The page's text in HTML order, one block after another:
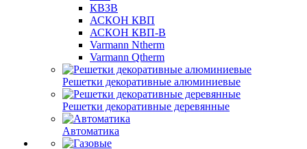
КВЗВ
АСКОН КВП
АСКОН КВП-В
Varmann Ntherm
Varmann Qtherm
Решетки декоративные алюминиевые
Решетки декоративные деревянные
Автоматика